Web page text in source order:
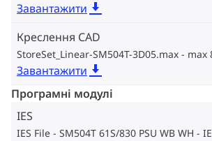
Завантажити
Креслення CAD
StoreSet_Linear-SM504T-3D05.max max
Завантажити
Програмні модулі
IES
IES File - SM504T 61S/830 PSU WB WH